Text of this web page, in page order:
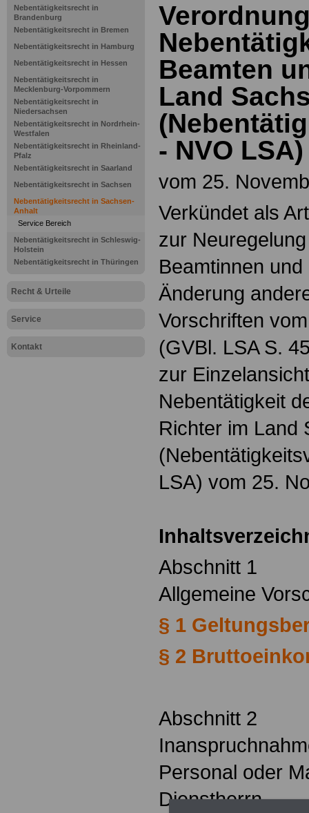
Nebentätigkeitsrecht in
Brandenburg
Nebentätigkeitsrecht in Bremen
Nebentätigkeitsrecht in Hamburg
Nebentätigkeitsrecht in Hessen
Nebentätigkeitsrecht in
Mecklenburg-Vorpommern
Nebentätigkeitsrecht in
Niedersachsen
Nebentätigkeitsrecht in Nordrhein-
Westfalen
Nebentätigkeitsrecht in Rheinland-
Pfalz
Nebentätigkeitsrecht in Saarland
Nebentätigkeitsrecht in Sachsen
Nebentätigkeitsrecht in Sachsen-
Anhalt
Service Bereich
Nebentätigkeitsrecht in Schleswig-
Holstein
Nebentätigkeitsrecht in Thüringen
Recht & Urteile
Service
Kontakt
Beamten
Land
- NVO
vom 25.
Verkündet als
zur
Beamtinnen
Änderung
Vorschriften
(GVBl. LSA S.
zur
Nebentätigkeit
Richter im Land
LSA) vom 25.
Abschnitt 1
Allgemeine
§ 1
§ 2
Abschnitt 2
Personal oder
Dienstherrn